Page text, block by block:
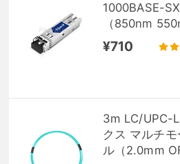
1000BASE-
（850nm
¥710
3m LC/UPC-
クス マルチ
ル（2.0mm